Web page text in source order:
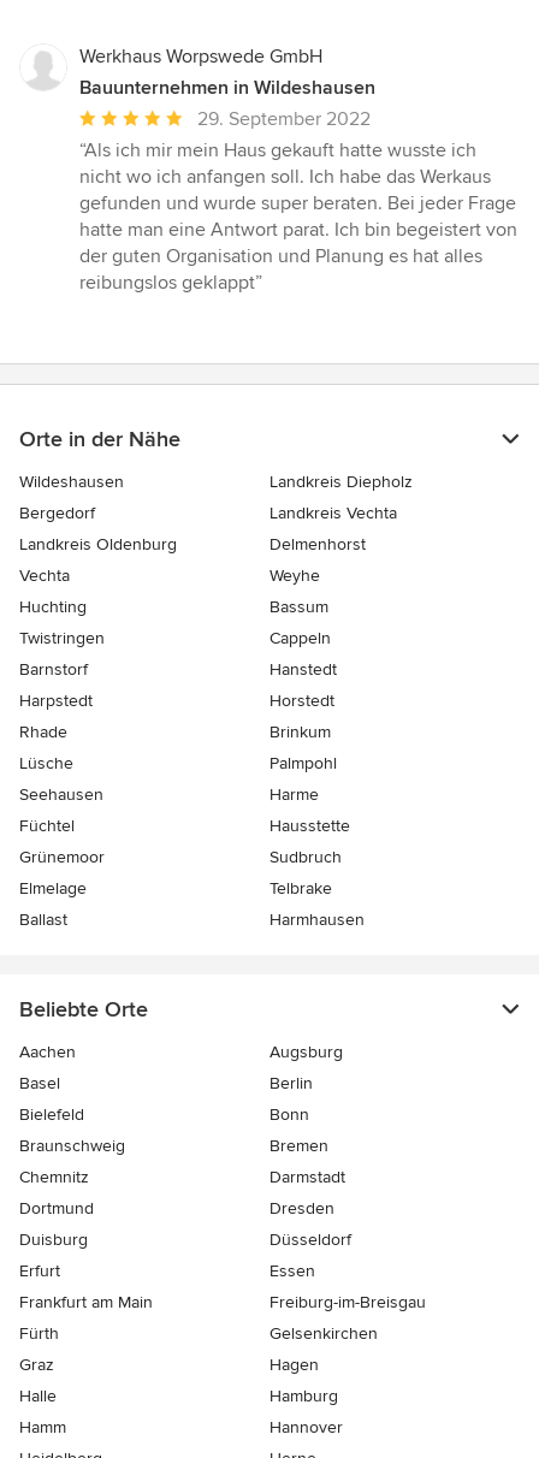
Werkhaus Worpswede GmbH
Bauunternehmen in Wildeshausen
Durchschnittliche
Bewertung:
5
von
5
Sternen
29. September 2022
“Als ich mir mein Haus gekauft hatte wusste ich
nicht wo ich anfangen soll. Ich habe das Werkaus
gefunden und wurde super beraten. Bei jeder Frage
hatte man eine Antwort parat. Ich bin begeistert von
der guten Organisation und Planung es hat alles
reibungslos geklappt”
Orte in der Nähe
Wildeshausen
Landkreis Diepholz
Bergedorf
Landkreis Vechta
Landkreis Oldenburg
Delmenhorst
Vechta
Weyhe
Huchting
Bassum
Twistringen
Cappeln
Barnstorf
Hanstedt
Harpstedt
Horstedt
Rhade
Brinkum
Lüsche
Palmpohl
Seehausen
Harme
Füchtel
Hausstette
Grünemoor
Sudbruch
Elmelage
Telbrake
Ballast
Harmhausen
Beliebte Orte
Aachen
Augsburg
Basel
Berlin
Bielefeld
Bonn
Braunschweig
Bremen
Chemnitz
Darmstadt
Dortmund
Dresden
Duisburg
Düsseldorf
Erfurt
Essen
Frankfurt am Main
Freiburg-im-Breisgau
Fürth
Gelsenkirchen
Graz
Hagen
Halle
Hamburg
Hamm
Hannover